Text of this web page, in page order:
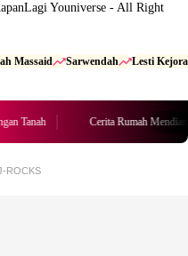
Youniverse - All Right
Massaid Sarwendah Lesti Kejora
Tanah Cerita Rumah
ROCKS